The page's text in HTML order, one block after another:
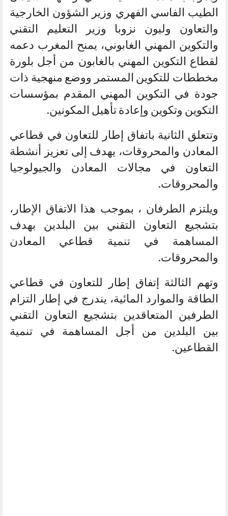
الطيب الفاسي الفهري وزير الشؤون الخارجية
والتعاون وليون نزوبا وزير التعليم التقني
والتكوين المهني الغابوني، يمنح المغرب دعمه
لقطاع التكوين المهني بالغابون من أجل بلورة
مخططات للتكوين المستمر ووضع منهجية ذات
جودة في التكوين المهني المقدم بمؤسسات
التكوين وتكوين وإعادة تأهيل المكونين.
وتتعلق الثانية باتفاق إطار للتعاون في قطاعي
المعادن والمحروقات، يهدف إلى تعزيز أنشطة
التعاون في مجالات المعادن والجيولوجيا
والمحروقات.
ويلتزم الطرفان ، بموجب هذا الاتفاق الإطار،
بتشجيع التعاون التقني بين البلدين بهدف
المساهمة في تنمية قطاعي المعادن
والمحروقات.
وتهم الثالثة إتفاق إطار للتعاون في قطاعي
الطاقة والموارد المائية، يندرج في إطار التزام
الطرفين المتعاقدين بتشجيع التعاون التقني
بين البلدين من أجل المساهمة في تنمية
القطاعين.